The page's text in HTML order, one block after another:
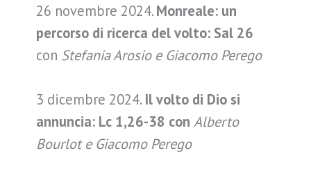
26 novembre 2024.Monreale: un
percorso di ricerca del volto: Sal 26
con Stefania Arosio e Giacomo Perego
3 dicembre 2024. Il volto di Dio si
annuncia: Lc 1,26-38 con Alberto
Bourlot e Giacomo Perego